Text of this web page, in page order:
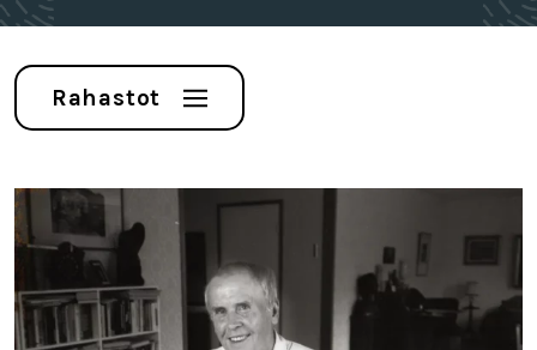
Rahastot